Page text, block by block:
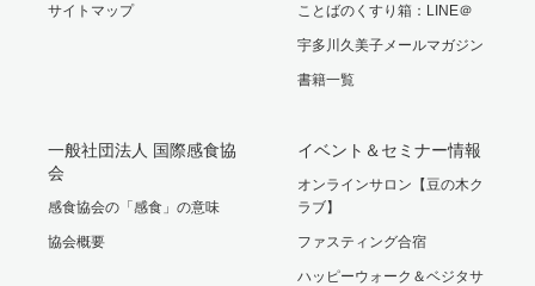
サイトマップ ことばのくすり箱：LINE＠
宇多川久美子メールマガジン
書籍一覧
一般社団法人 国際感食協
会
感食協会の「感食」の意味
協会概要
イベント＆セミナー情報
オンラインサロン【豆の木ク
ラブ】
ファスティング合宿
ハッピーウォーク＆ベジタサ